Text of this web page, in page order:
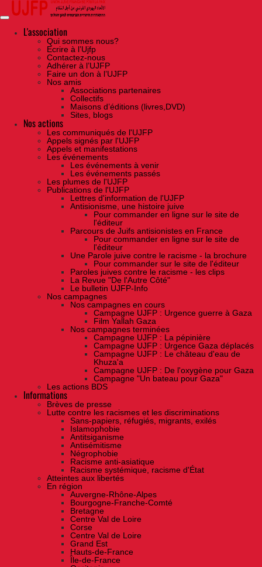
Skip
the
contentL'association
Qui sommes nous?
Ecrire à l’Ujfp
Contactez-nous
Adhérer à l’UJFP
Faire un don à l’UJFP
Nos amis
Associations partenaires
Collectifs
Maisons d’éditions (livres,DVD)
Sites, blogs
Nos actions
Les communiqués de l'UJFP
Appels signés par l'UJFP
Appels et manifestations
Les événements
Les événements à venir
Les événements passés
Les plumes de l'UJFP
Publications de l'UJFP
Lettres d'information de l'UJFP
Antisionisme, une histoire juive
Pour commander en ligne sur le site de
l'éditeur
Parcours de Juifs antisionistes en France
Pour commander en ligne sur le site de
l'éditeur
Une Parole juive contre le racisme - la brochure
Pour commander sur le site de l'éditeur
Paroles juives contre le racisme - les clips
La Revue "De l'Autre Côté"
Le bulletin UJFP-Info
Nos campagnes
Nos campagnes en cours
Campagne UJFP : Urgence guerre à Gaza
Film Yallah Gaza
Nos campagnes terminées
Campagne UJFP : La pépinière
Campagne UJFP : Urgence Gaza déplacés
Campagne UJFP : Le château d'eau de
Khuza'a
Campagne UJFP : De l'oxygène pour Gaza
Campagne "Un bateau pour Gaza"
Les actions BDS
Informations
Brèves de presse
Lutte contre les racismes et les discriminations
Sans-papiers, réfugiés, migrants, exilés
Islamophobie
Antitsiganisme
Antisémitisme
Négrophobie
Racisme anti-asiatique
Racisme systémique, racisme d'État
Atteintes aux libertés
En région
Auvergne-Rhône-Alpes
Bourgogne-Franche-Comté
Bretagne
Centre Val de Loire
Corse
Centre Val de Loire
Grand Est
Hauts-de-France
Île-de-France